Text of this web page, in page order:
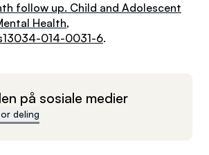
follow up. Child and Adolescent
Health,
014-0031-6.
på sosiale medier
deling